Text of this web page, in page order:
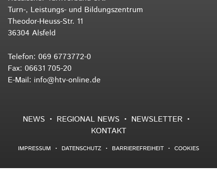
Turn-, Leistungs- und Bildungszentrum
Theodor-Heuss-Str. 11
36304 Alsfeld
Telefon: 069 6773772-0
Fax: 06631 705-20
E-Mail: info@htv-online.de
NEWS REGIONAL NEWS
NEWSLETTER
KONTAKT
IMPRESSUM DATENSCHUTZ BARRIEREFREIHEIT COOKIES